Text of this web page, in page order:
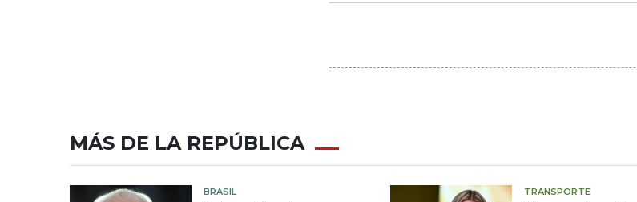
MÁS DE LA REPÚBLICA
BRASIL TRANSPORTE